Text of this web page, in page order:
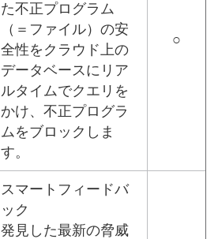
た不正プログラム
（＝ファイル）の安
全性をクラウド上の
データベースにリア
ルタイムでクエリを
かけ、不正プログラ
ムをブロックしま
す。
○
スマートフィードバ
ック
発見した最新の脅威